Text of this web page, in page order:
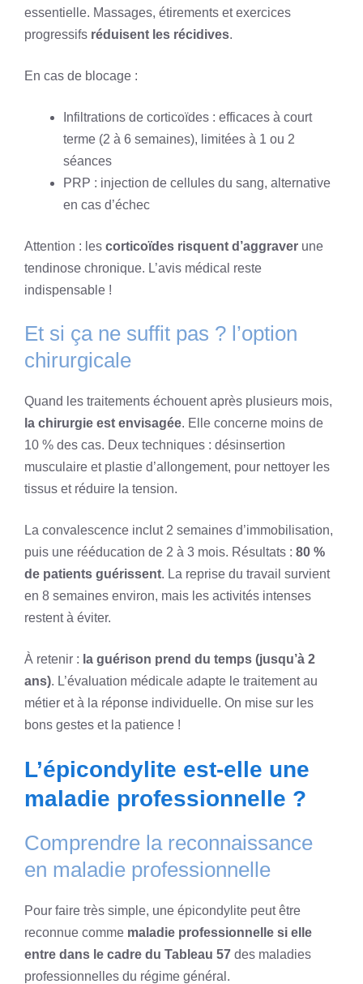
essentielle. Massages, étirements et exercices
progressifs réduisent les récidives.
En cas de blocage :
Infiltrations de corticoïdes : efficaces à court
terme (2 à 6 semaines), limitées à 1 ou 2
séances
PRP : injection de cellules du sang, alternative
en cas d’échec
Attention : les corticoïdes risquent d’aggraver une
tendinose chronique. L’avis médical reste
indispensable !
Et si ça ne suffit pas ? l’option
chirurgicale
Quand les traitements échouent après plusieurs mois,
la chirurgie est envisagée. Elle concerne moins de
10 % des cas. Deux techniques : désinsertion
musculaire et plastie d’allongement, pour nettoyer les
tissus et réduire la tension.
La convalescence inclut 2 semaines d’immobilisation,
puis une rééducation de 2 à 3 mois. Résultats : 80 %
de patients guérissent. La reprise du travail survient
en 8 semaines environ, mais les activités intenses
restent à éviter.
À retenir : la guérison prend du temps (jusqu’à 2
ans). L’évaluation médicale adapte le traitement au
métier et à la réponse individuelle. On mise sur les
bons gestes et la patience !
L’épicondylite est-elle une
maladie professionnelle ?
Comprendre la reconnaissance
en maladie professionnelle
Pour faire très simple, une épicondylite peut être
reconnue comme maladie professionnelle si elle
entre dans le cadre du Tableau 57 des maladies
professionnelles du régime général.